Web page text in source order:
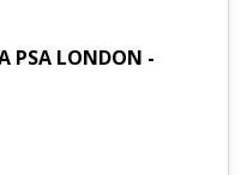
PSA LONDON -